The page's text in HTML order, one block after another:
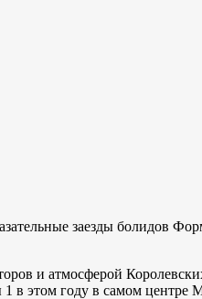
заезды болидов
и атмосферой
в этом году в самом центре